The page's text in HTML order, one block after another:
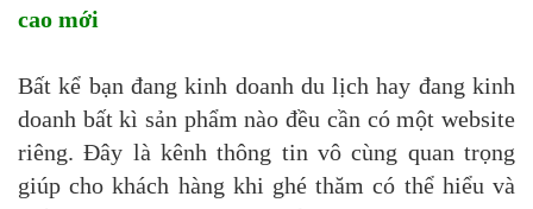
cao mới
Bất kể bạn đang kinh doanh du lịch hay đang kinh
doanh bất kì sản phẩm nào đều cần có một website
riêng. Đây là kênh thông tin vô cùng quan trọng
giúp cho khách hàng khi ghé thăm có thể hiểu và